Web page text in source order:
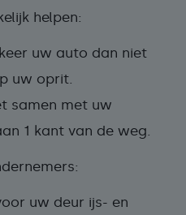
helpen:
uw auto dan niet
uw oprit.
samen met uw
1 kant van de weg.
uw deur ijs- en